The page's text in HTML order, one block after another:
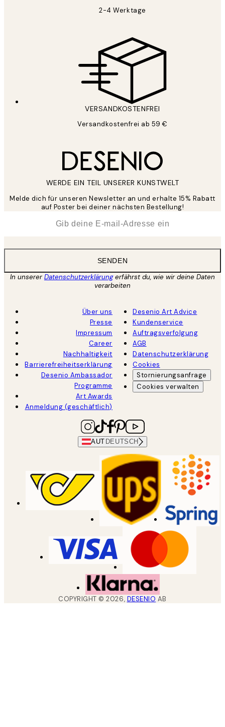
2-4 Werktage
VERSANDKOSTENFREI
Versandkostenfrei ab 59 €
WERDE EIN TEIL UNSERER KUNSTWELT
Melde dich für unseren Newsletter an und erhalte 15% Rabatt
auf Poster bei deiner nächsten Bestellung!
SENDEN
In unsererDatenschutzerklärungerfährst du, wie wir deine Daten
verarbeiten
Über uns
Presse
Impressum
Career
Nachhaltigkeit
Barrierefreiheitserklärung
Desenio Ambassador
Programme
Art Awards
Anmeldung (geschäftlich)
Desenio Art Advice
Kundenservice
Auftragsverfolgung
AGB
Datenschutzerklärung
Cookies
Stornierungsanfrage
Cookies verwalten
AUT DEUTSCH
COPYRIGHT ©2026, DESENIO AB